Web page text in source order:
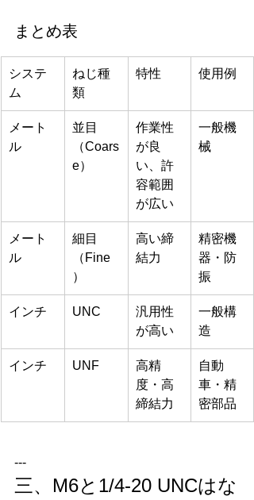
まとめ表
システ
ム
ねじ種
類
特性 使用例
メート
ル
並目
（Coars
e）
作業性
が良
い、許
容範囲
が広い
一般機
械
メート
ル
細目
（Fine
）
高い締
結力
精密機
器・防
振
インチ UNC
汎用性
が高い
一般構
造
インチ UNF
高精
度・高
締結力
自動
車・精
密部品
---
三、M6と1/4-20 UNCはな